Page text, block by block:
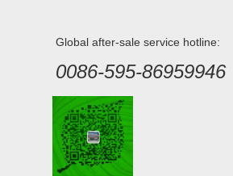
Global after-sale service hotline:
0086-595-86959946